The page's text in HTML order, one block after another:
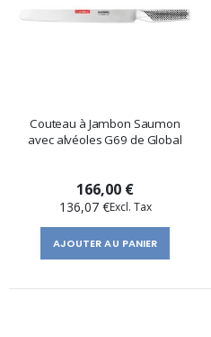
Couteau à Jambon Saumon
avec alvéoles G69 de Global
166,00 €
136,07 €
AJOUTER AU PANIER